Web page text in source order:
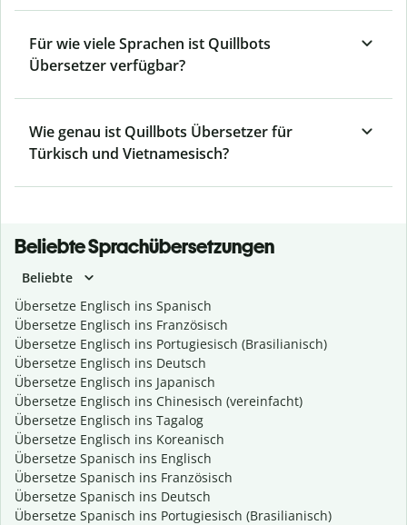
Für wie viele Sprachen ist Quillbots
Übersetzer verfügbar?
Wie genau ist Quillbots Übersetzer für
Türkisch und Vietnamesisch?
Beliebte Sprachübersetzungen
Beliebte
Übersetze Englisch ins Spanisch
Übersetze Englisch ins Französisch
Übersetze Englisch ins Portugiesisch (Brasilianisch)
Übersetze Englisch ins Deutsch
Übersetze Englisch ins Japanisch
Übersetze Englisch ins Chinesisch (vereinfacht)
Übersetze Englisch ins Tagalog
Übersetze Englisch ins Koreanisch
Übersetze Spanisch ins Englisch
Übersetze Spanisch ins Französisch
Übersetze Spanisch ins Deutsch
Übersetze Spanisch ins Portugiesisch (Brasilianisch)